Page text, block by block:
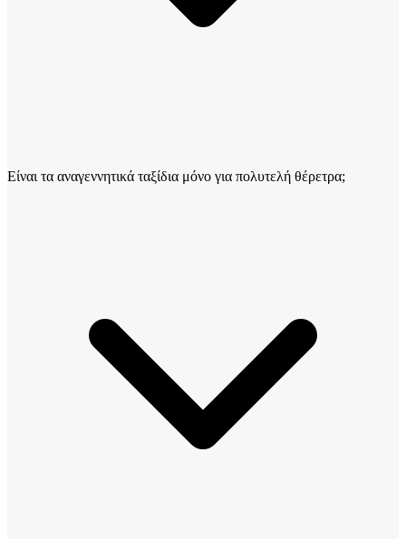
Είναι τα αναγεννητικά ταξίδια μόνο για πολυτελή θέρετρα;